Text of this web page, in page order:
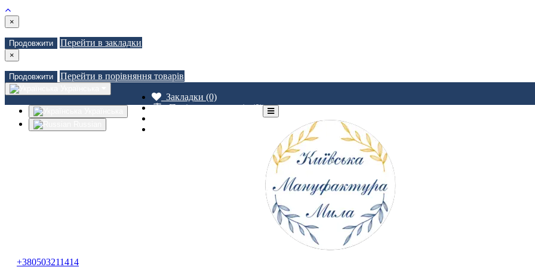
×
Продовжити Перейти в закладки
×
Продовжити Перейти в порівняння товарів
Закладки (0)
Порівняння товарів (0)
+380503211414